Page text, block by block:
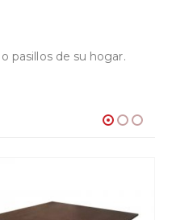
pasillos de su hogar.